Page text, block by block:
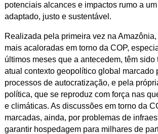
potenciais alcances e impactos rumo a
adaptado, justo e sustentável.
Realizada pela primeira vez na
mais acaloradas em torno da COP,
últimos meses que a antecedem, têm
atual contexto geopolítico global marcado
processos de autocratização, e pela
política, que se reproduz com força nas
e climáticas. As discussões em torno da
marcadas, ainda, por problemas de
garantir hospedagem para milhares de